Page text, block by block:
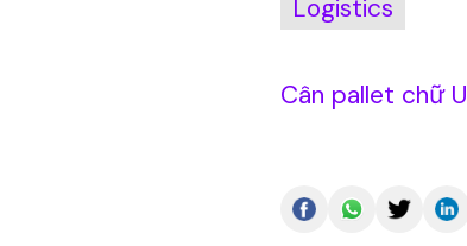
Logistics
Cân pallet chữ U